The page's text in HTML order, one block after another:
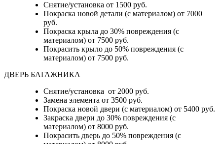
Снятие/установка от 1500 руб.
Покраска новой детали (с материалом) от 7000
руб.
Покраска крыла до 30% повреждения (с
материалом) от 7500 руб.
Покрасить крыло до 50% повреждения (с
материалом) от 7500 руб.
ДВЕРЬ БАГАЖНИКА
Снятие/установка от 2000 руб.
Замена элемента от 3500 руб.
Покраска новой двери (с материалом) от 5400 руб.
Закраска двери до 30% повреждения (с
материалом) от 8000 руб.
Покрасить дверь до 50% повреждения (с